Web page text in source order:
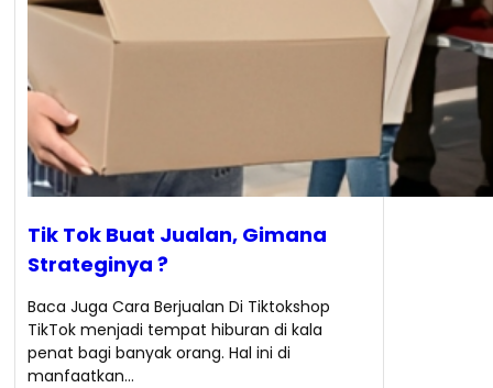
Tik Tok Buat Jualan, Gimana
Strateginya ?
Baca Juga Cara Berjualan Di Tiktokshop
TikTok menjadi tempat hiburan di kala
penat bagi banyak orang. Hal ini di
manfaatkan…